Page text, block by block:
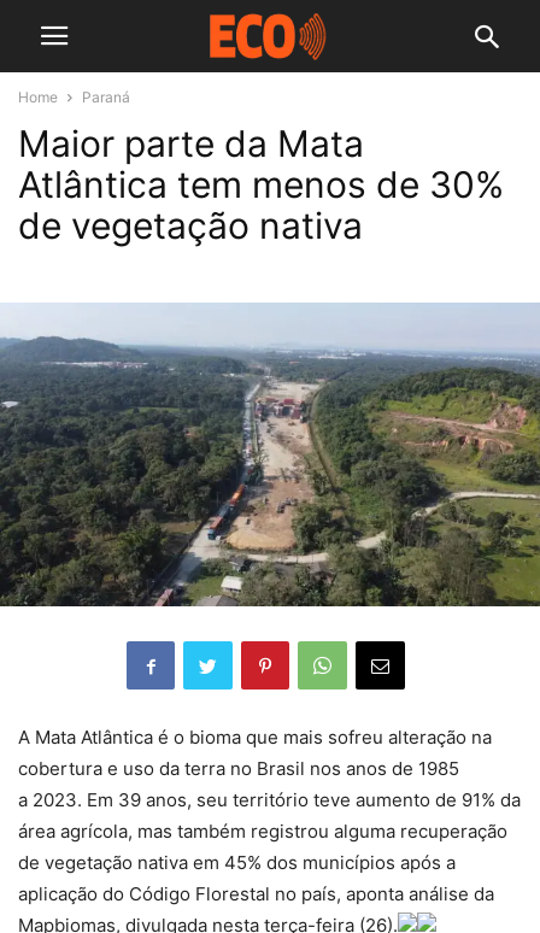
Home Paraná
Maior parte da Mata
Atlântica tem menos de 30%
de vegetação nativa
A Mata Atlântica é o bioma que mais sofreu alteração na
cobertura e uso da terra no Brasil nos anos de 1985
a 2023. Em 39 anos, seu território teve aumento de 91% da
área agrícola, mas também registrou alguma recuperação
de vegetação nativa em 45% dos municípios após a
aplicação do Código Florestal no país, aponta análise da
Mapbiomas, divulgada nesta terça-feira (26).